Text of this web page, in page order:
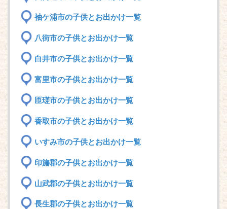
袖ケ浦市の子供とお出かけ一覧
八街市の子供とお出かけ一覧
白井市の子供とお出かけ一覧
富里市の子供とお出かけ一覧
匝瑳市の子供とお出かけ一覧
香取市の子供とお出かけ一覧
いすみ市の子供とお出かけ一覧
印旛郡の子供とお出かけ一覧
山武郡の子供とお出かけ一覧
長生郡の子供とお出かけ一覧